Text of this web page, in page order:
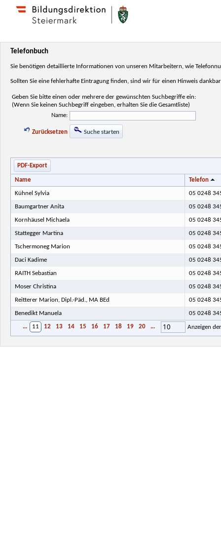
Telefonbuch
Sie benötigen detaillierte Informationen von unseren Mitarbeitern, wie
Sollten Sie eine fehlerhafte Eintragung finden, sind wir für einen Hinweis
Geben Sie bitte einen oder mehrere der gewünschten Suchbegriffe ein:
(Wenn Sie keinen Suchbegriff eingeben, erhalten Sie die Gesamtliste)
Name:
Zurücksetzen Suche starten
PDF-Export
Name Telefon
Kühnel Sylvia 05 0248
Baumgartner Anita 05 0248
Kornhäusel Michaela 05 0248
Stattegger Martina 05 0248
Tschermoneg Marion 05 0248
Daci Kadime 05 0248
RAITH Sebastian 05 0248
Moser Christina 05 0248
Reitterer Marion, Dipl.-Päd., MA BEd 05 0248
Benedikt Manuela 05 0248
... 11 12 13 14 15 16 17 18 19 20 ... 10 Anzeigen